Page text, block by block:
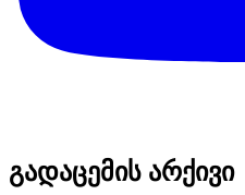
გადაცემის არქივი